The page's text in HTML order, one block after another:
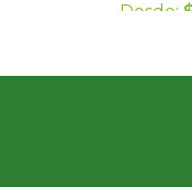
Desde: